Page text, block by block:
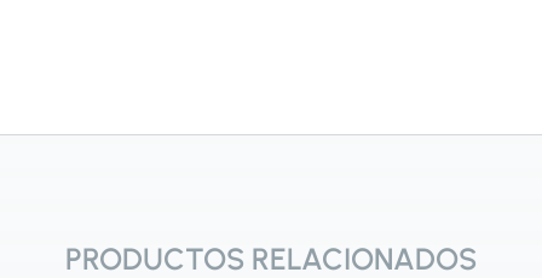
PRODUCTOS RELACIONADOS